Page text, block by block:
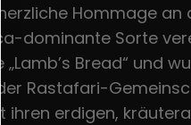
Hommage
dominante Sorte
Bread“ und
Rastafari-
ihren erdigen,